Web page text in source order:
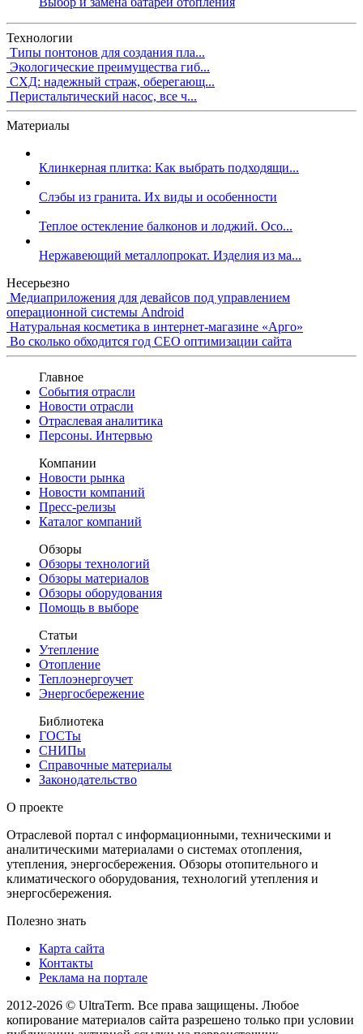
Технологии
Типы понтонов для создания пла...
Экологические преимущества гиб...
СХД: надежный страж, оберегающ...
Перистальтический насос, все ч...
Материалы
Клинкерная плитка: Как выбрать подходящи...
Слэбы из гранита. Их виды и особенности
Теплое остекление балконов и лоджий. Осо...
Нержавеющий металлопрокат. Изделия из ма...
Несерьезно
Медиаприложения для девайсов под управлением
операционной системы Android
Натуральная косметика в интернет-магазине «Арго»
Во сколько обходится год СЕО оптимизации сайта
Главное
События отрасли
Новости отрасли
Отраслевая аналитика
Персоны. Интервью
Компании
Новости рынка
Новости компаний
Пресс-релизы
Каталог компаний
Обзоры
Обзоры технологий
Обзоры материалов
Обзоры оборудования
Помощь в выборе
Статьи
Утепление
Отопление
Теплоэнергоучет
Энергосбережение
Библиотека
ГОСТы
СНИПы
Справочные материалы
Законодательство
О проекте
Отраслевой портал с информационными, техническими и
аналитическими материалами о системах отопления,
утепления, энергосбережения. Обзоры отопительного и
климатического оборудования, технологий утепления и
энергосбережения.
Полезно знать
Карта сайта
Контакты
Реклама на портале
2012-2026 © UltraTerm. Все права защищены. Любое
копирование материалов сайта разрешено только при условии